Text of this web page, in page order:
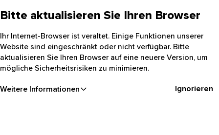
Bitte aktualisieren Sie Ihren Browser
Ihr Internet-Browser ist veraltet. Einige Funktionen unserer
Website sind eingeschränkt oder nicht verfügbar. Bitte
aktualisieren Sie Ihren Browser auf eine neuere Version, um
mögliche Sicherheitsrisiken zu minimieren.
Weitere Informationen Ignorieren